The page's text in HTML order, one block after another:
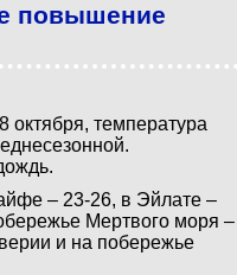
повышение
октября, температура
– 23-26, в Эйлате –
Мертвого моря –
и на побережье